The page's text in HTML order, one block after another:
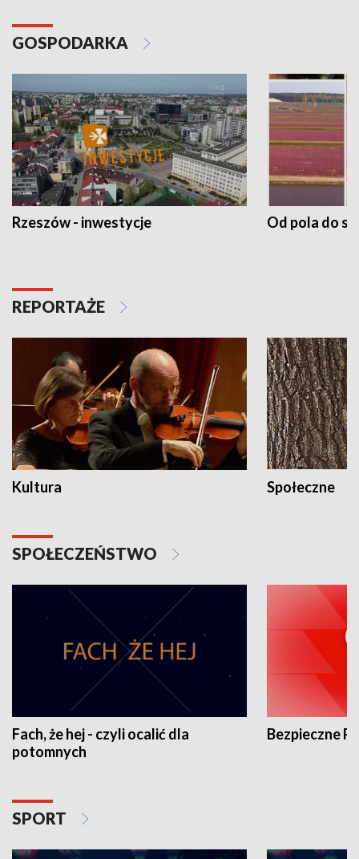
GOSPODARKA
Rzeszów - inwestycje Od pola do
REPORTAŻE
Kultura Społeczne
SPOŁECZEŃSTWO
Fach, że hej - czyli ocalić dla
potomnych
Bezpieczne
SPORT